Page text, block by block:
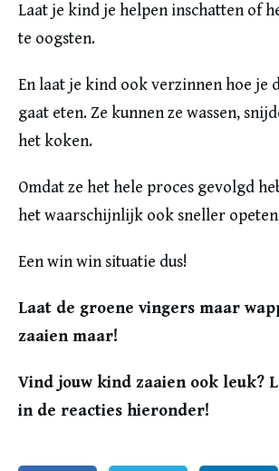
Laat je kind je helpen inschatten of
te oogsten.
En laat je kind ook verzinnen hoe je
gaat eten. Ze kunnen ze wassen,
het koken.
Omdat ze het hele proces gevolgd
het waarschijnlijk ook sneller
Een win win situatie dus!
Laat de groene vingers maar
zaaien maar!
Vind jouw kind zaaien ook leuk?
in de reacties hieronder!